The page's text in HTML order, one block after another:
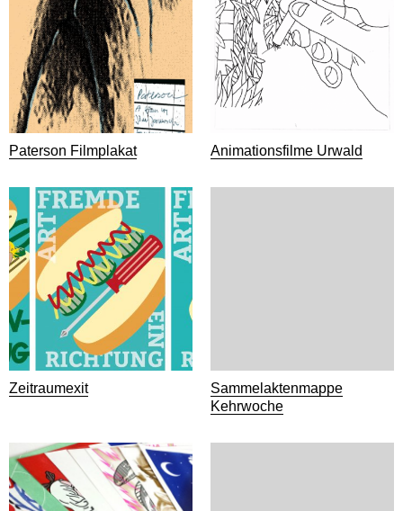
Paterson Filmplakat Animationsfilme Urwald
Zeitraumexit
Sammelaktenmappe
Kehrwoche